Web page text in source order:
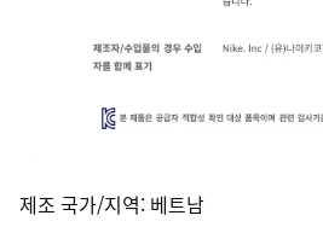
제조 국가/지역: 베트남